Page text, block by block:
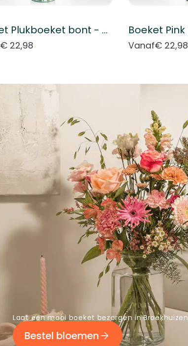
Boeket Plukboeket bont - Keuze bloemist
€ 22,98 Vanaf€ 22,98
Laat een mooi boeket bezorgen in Broekhuizen
Bestel bloemen